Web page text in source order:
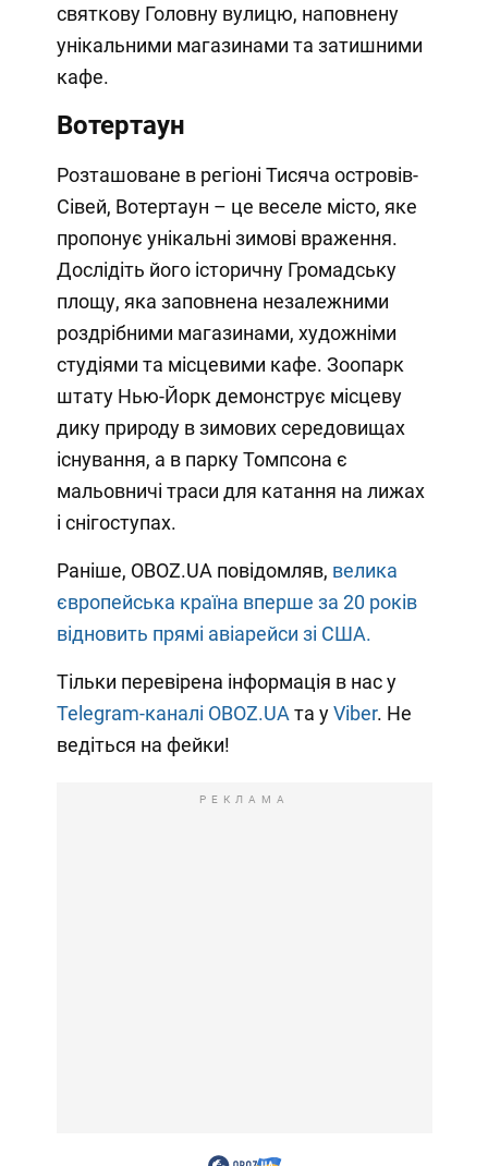
святкову Головну вулицю, наповнену
унікальними магазинами та затишними
кафе.
Вотертаун
Розташоване в регіоні Тисяча островів-
Сівей, Вотертаун – це веселе місто, яке
пропонує унікальні зимові враження.
Дослідіть його історичну Громадську
площу, яка заповнена незалежними
роздрібними магазинами, художніми
студіями та місцевими кафе. Зоопарк
штату Нью-Йорк демонструє місцеву
дику природу в зимових середовищах
існування, а в парку Томпсона є
мальовничі траси для катання на лижах
і снігоступах.
Раніше, OBOZ.UA повідомляв, велика
європейська країна вперше за 20 років
відновить прямі авіарейси зі США.
Тільки перевірена інформація в нас у
Telegram-каналі OBOZ.UA та уViber. Не
ведіться на фейки!
РЕКЛАМА